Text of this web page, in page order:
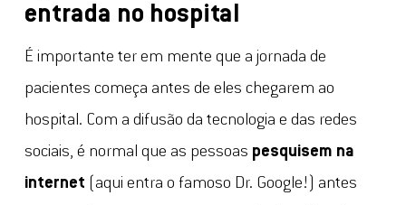
entrada no hospital
É importante ter em mente que a jornada de
pacientes começa antes de eles chegarem ao
hospital. Com a difusão da tecnologia e das redes
sociais, é normal que as pessoas pesquisem na
internet (aqui entra o famoso Dr. Google!) antes